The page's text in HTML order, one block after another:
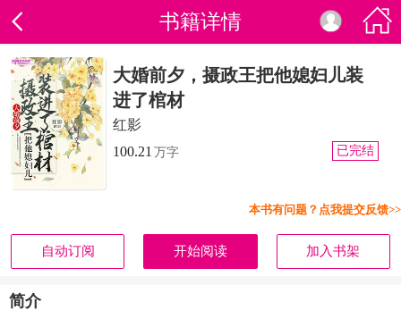
书籍详情
大婚前夕，摄政王把他媳妇儿装
进了棺材
红影
100.21 万字 已完结
本书有问题？点我提交反馈>>
自动订阅 开始阅读 加入书架
简介